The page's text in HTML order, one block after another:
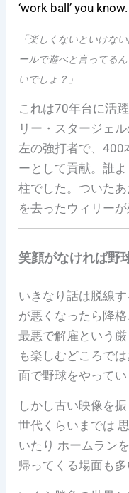
‘work ball’ you know.
「楽しくないといけな
ールで遊べと言ってる
いでしょ？」
これは70年台に活
リー・スタージェ
左の強打者で、400
ーとして貢献。誰
柱でした。ついた
を去ったウィリー
笑顔がなければ野
いきなり話は脱線
が悪くなったら降
最悪で解雇という
も楽しむどころで
面で野球をやってい
しかし古い映像を
世代くらいまでは
いたり ホームラン
帰ってくる場面も多